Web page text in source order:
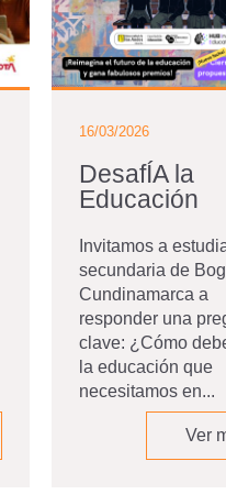
16/03/2026
DesafÍA la
Educación
Invitamos a
secundaria de
Cundinamarca a
responder una
clave: ¿Cómo
la educación que
necesitamos en...
Ver